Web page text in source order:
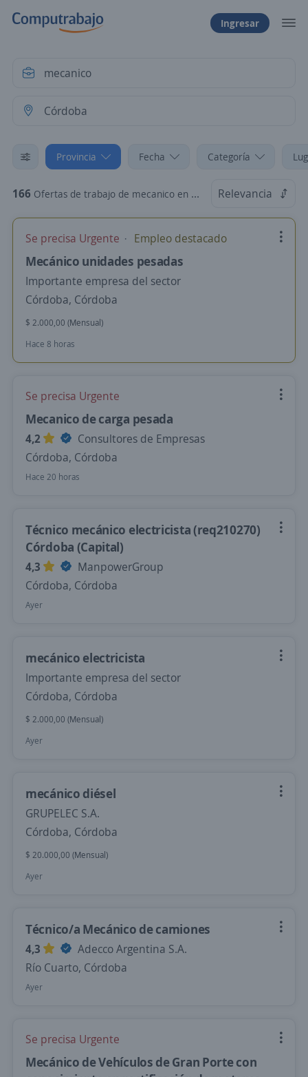
Ingresar
Provincia Fecha Categoría
166 Ofertas de trabajo de mecanico en Córdoba Relevancia
Se precisa Urgente Empleo destacado
Mecánico unidades pesadas
Importante empresa del sector
Córdoba, Córdoba
$ 2.000,00 (Mensual)
Hace 8 horas
Se precisa Urgente
Mecanico de carga pesada
4,2
Consultores de Empresas
Córdoba, Córdoba
Hace 20 horas
Técnico mecánico electricista (req210270)
Córdoba (Capital)
4,3
ManpowerGroup
Córdoba, Córdoba
Ayer
mecánico electricista
Importante empresa del sector
Córdoba, Córdoba
$ 2.000,00 (Mensual)
Ayer
mecánico diésel
GRUPELEC S.A.
Córdoba, Córdoba
$ 20.000,00 (Mensual)
Ayer
Técnico/a Mecánico de camiones
4,3
Adecco Argentina S.A.
Río Cuarto, Córdoba
Ayer
Se precisa Urgente
Mecánico de Vehículos de Gran Porte con